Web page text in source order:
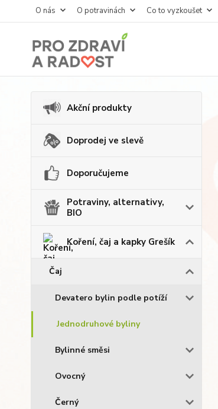
O nás O potravinách Co to vyzkoušet
Akční produkty
Doprodej ve slevě
Doporučujeme
Potraviny, alternativy,
BIO
Koření, čaj a kapky Grešík
Čaj
Devatero bylin podle potíží
Jednodruhové byliny
Bylinné směsi
Ovocný
Černý